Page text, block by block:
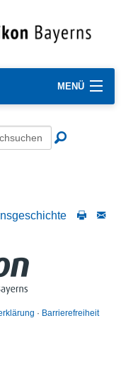
MENÜ
Barrierefreiheit